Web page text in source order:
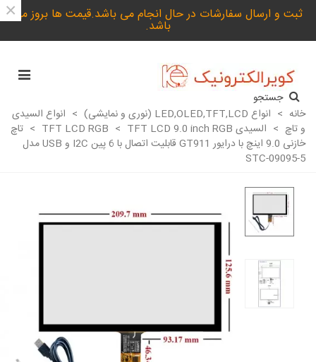
ثبت و ارسال سفارشات در حال انجام می باشد.قیمت ها بروز می
باشد.
×
جستجو
خانه > انواع LED,OLED,TFT,LCD (نوری و نمایشی) > انواع السیدی
و تاچ > السیدی TFT LCD RGB > TFT LCD 9.0 inch RGB
> تاچ
خازنی 9.0 اینچ با درایور GT911 قابلیت اتصال با 6 پین I2C و USB مدل
STC-09095-5